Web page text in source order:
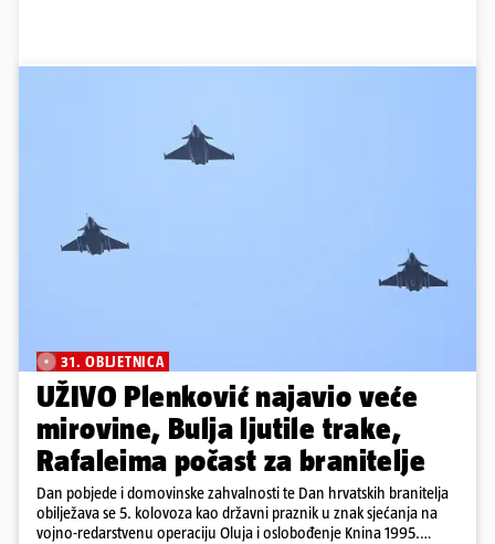
31. OBLJETNICA
UŽIVO Plenković najavio veće
mirovine, Bulja ljutile trake,
Rafaleima počast za branitelje
Dan pobjede i domovinske zahvalnosti te Dan hrvatskih branitelja
obilježava se 5. kolovoza kao državni praznik u znak sjećanja na
vojno-redarstvenu operaciju Oluja i oslobođenje Knina 1995.